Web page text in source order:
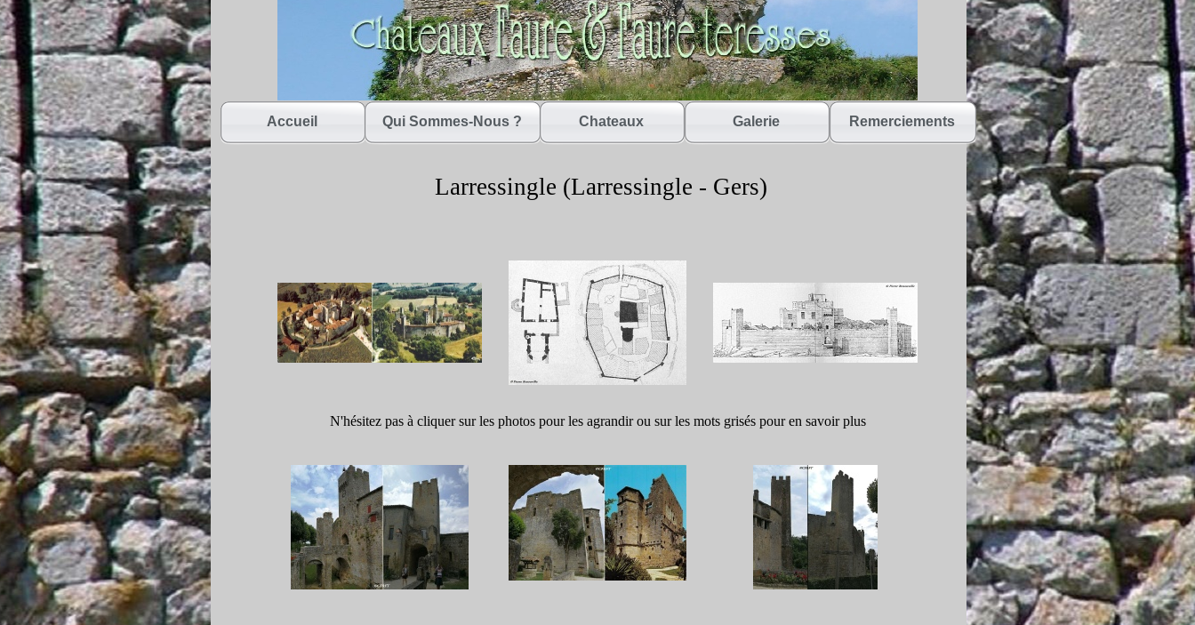
Accueil Qui Sommes-Nous ? Chateaux Galerie Remerciements
Larressingle (Larressingle - Gers)
N'hésitez pas à cliquer sur les photos pour les agrandir ou sur les mots grisés pour en savoir plus